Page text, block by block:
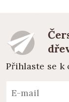
Přihlaste se k